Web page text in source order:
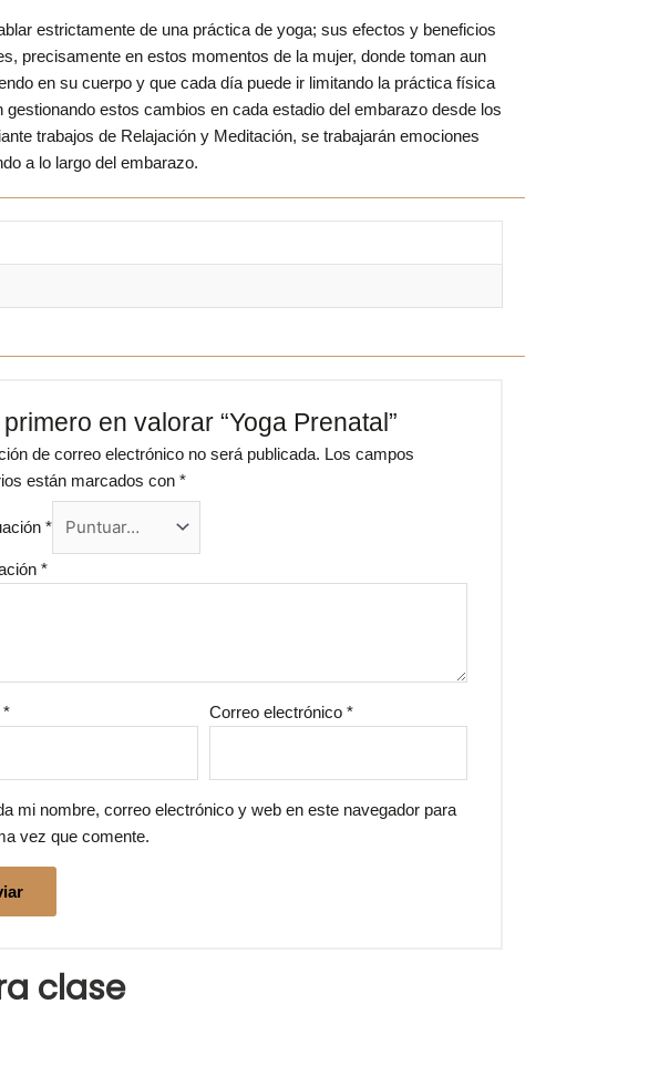
estrictamente de una práctica de yoga; sus efectos y beneficios
precisamente en estos momentos de la mujer, donde toman aun
en su cuerpo y que cada día puede ir limitando la práctica física
estos cambios en cada estadio del embarazo desde los
trabajos de Relajación y Meditación, se trabajarán emociones
a lo largo del embarazo.
en valorar “Yoga Prenatal”
de correo electrónico no será publicada. Los campos
están marcados con *
*
*
* Correo electrónico *
mi nombre, correo electrónico y web en este navegador para
vez que comente.
clase